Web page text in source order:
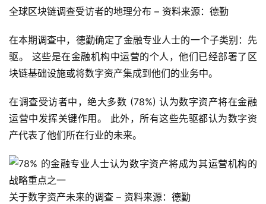
全球区块链调查受访者的地理分布 – 资料来源：德勤
在本期调查中，德勤确定了金融专业人士的一个子类别：先
驱。 这些是在金融机构中运营的个人，他们已经部署了区
块链基础设施或将数字资产集成到他们的业务中。
在调查受访者中，绝大多数 (78%) 认为数字资产将在金融
运营中发挥关键作用。 此外，所有这些先驱都认为数字资
产代表了他们所在行业的未来。
关于数字资产未来的调查 – 资料来源：德勤